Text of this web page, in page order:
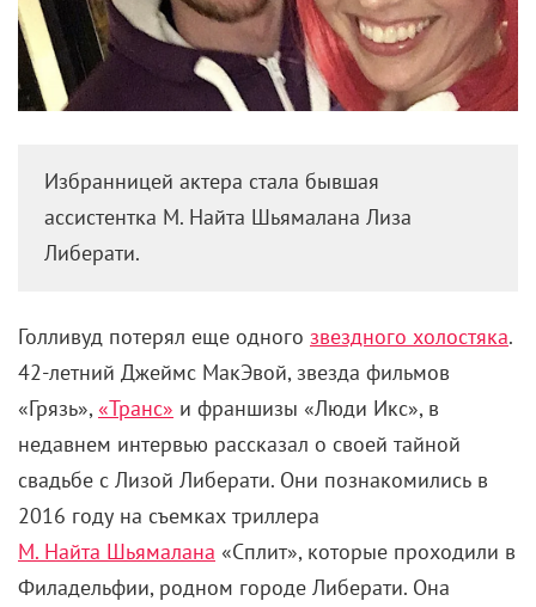
Избранницей актера стала бывшая
ассистентка М. Найта Шьямалана Лиза
Либерати.
Голливуд потерял еще одного звездного холостяка.
42-летний Джеймс МакЭвой, звезда фильмов
«Грязь», «Транс» и франшизы «Люди Икс», в
недавнем интервью рассказал о своей тайной
свадьбе с Лизой Либерати. Они познакомились в
2016 году на съемках триллера
М. Найта Шьямалана «Сплит», которые проходили в
Филадельфии, родном городе Либерати. Она